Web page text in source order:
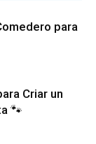
para
Criar un
🐾